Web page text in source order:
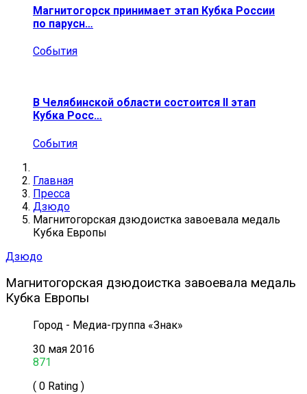
Магнитогорск принимает этап Кубка России
по парусн…
События
В Челябинской области состоится II этап
Кубка Росс…
События
Главная
Пресса
Дзюдо
Магнитогорская дзюдоистка завоевала медаль
Кубка Европы
Дзюдо
Магнитогорская дзюдоистка завоевала медаль
Кубка Европы
Город - Медиа-группа «Знак»
30 мая 2016
871
( 0 Rating )